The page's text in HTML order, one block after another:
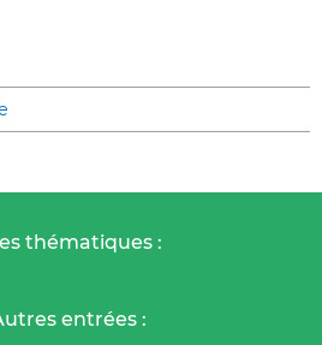
thématiques :
entrées :